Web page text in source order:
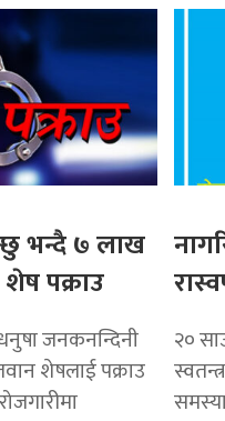
भन्दै ७ लाख
पक्राउ
जनकनन्दिनी
शेषलाई पक्राउ
२०